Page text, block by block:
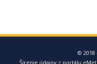
© 2018
Šírenie údajov z portálu